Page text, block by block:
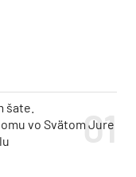
šate.
vo Svätom Jure